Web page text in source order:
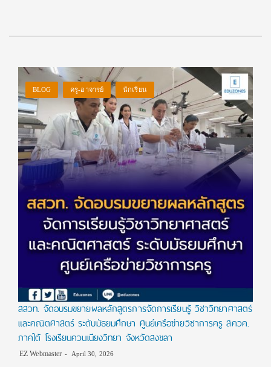
BLOG ครู-อาจารย์ นักเรียน
สสวท. จัดอบรมขยายผลหลักสูตรการจัดการเรียนรู้ วิชาวิทยาศาสตร์
และคณิตศาสตร์ ระดับมัธยมศึกษา ศูนย์เครือข่ายวิชาการครู สควค.
ภาคใต้ โรงเรียนควนเนียงวิทยา จังหวัดสงขลา
EZ Webmaster April 30, 2026